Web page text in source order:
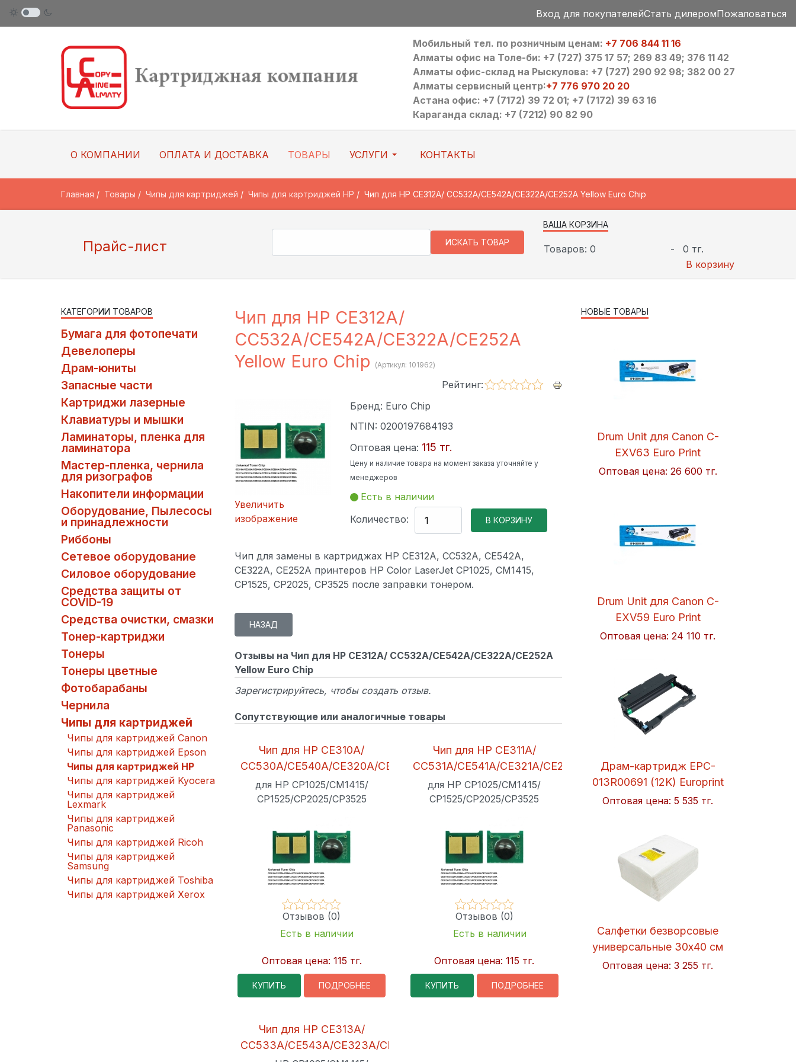
Вход для покупателейСтать дилеромПожаловаться
Мобильный тел. по розничным ценам: +7 706 844 11 16
Алматы офис на Толе-би: +7 (727) 375 17 57; 269 83 49; 376 11 42
Алматы офис-склад на Рыскулова: +7 (727) 290 92 98; 382 00 27
Алматы сервисный центр:+7 776 970 20 20
Астана офис: +7 (7172) 39 72 01; +7 (7172) 39 63 16
Караганда склад: +7 (7212) 90 82 90
О КОМПАНИИ ОПЛАТА И ДОСТАВКА ТОВАРЫ УСЛУГИ КОНТАКТЫ
Главная Товары Чипы для картриджей Чипы для картриджей HP Чип для HP CE312A/ CC532A/CE542A/CE322A/CE252A Yellow Euro Chip
Прайс-лист
ВАША КОРЗИНА
Товаров: 0 -
0 тг.
В корзину
Чип для HP CE312A/
CC532A/CE542A/CE322A/CE252A
Yellow Euro Chip
(Артикул: 101962)
Рейтинг:
Увеличить
изображение
Бренд: Euro Chip
NTIN: 0200197684193
Оптовая цена: 115 тг.
Цену и наличие товара на момент заказа уточняйте у
менеджеров
Есть в наличии
Количество:
Чип для замены в картриджах HP CE312A, CC532A, CE542A,
CE322A, CE252A принтеров HP Color LaserJet CP1025, CM1415,
CP1525, CP2025, CP3525 после заправки тонером.
Отзывы на Чип для HP CE312A/ CC532A/CE542A/CE322A/CE252A
Yellow Euro Chip
Зарегистрируйтесь, чтобы создать отзыв.
Сопутствующие или аналогичные товары
Чип для HP CE310A/
CC530A/CE540A/CE320A/CE250A
Black Euro Chip
для HP CP1025/CM1415/
CP1525/CP2025/CP3525
Отзывов (0)
Есть в наличии
Оптовая цена: 115 тг.
КУПИТЬ ПОДРОБНЕЕ
Чип для HP CE311A/
CC531A/CE541A/CE321A/CE251A
Cyan Euro Chip
для HP CP1025/CM1415/
CP1525/CP2025/CP3525
Отзывов (0)
Есть в наличии
Оптовая цена:115 тг.
КУПИТЬ ПОДРОБНЕЕ
Чип для HP CE313A/
CC533A/CE543A/CE323A/CE253A
КАТЕГОРИИ ТОВАРОВ
Бумага для фотопечати
Девелоперы
Драм-юниты
Запасные части
Картриджи лазерные
Клавиатуры и мышки
Ламинаторы, пленка для
ламинатора
Мастер-пленка, чернила
для ризографов
Накопители информации
Оборудование, Пылесосы
и принадлежности
Риббоны
Сетевое оборудование
Силовое оборудование
Средства защиты от
COVID-19
Средства очистки, смазки
Тонер-картриджи
Тонеры
Тонеры цветные
Фотобарабаны
Чернила
Чипы для картриджей
Чипы для картриджей Canon
Чипы для картриджей Epson
Чипы для картриджей HP
Чипы для картриджей Kyocera
Чипы для картриджей
Lexmark
Чипы для картриджей
Panasonic
Чипы для картриджей Ricoh
Чипы для картриджей
Samsung
Чипы для картриджей Toshiba
Чипы для картриджей Xerox
НОВЫЕ ТОВАРЫ
Drum Unit для Canon C-
EXV63 Euro Print
Оптовая цена: 26 600 тг.
Drum Unit для Canon C-
EXV59 Euro Print
Оптовая цена:24 110 тг.
Драм-картридж EPC-
013R00691 (12K) Europrint
Оптовая цена:5 535 тг.
Салфетки безворсовые
универсальные 30x40 см
Soft 50шт/упак. Hi-BLACK
Оптовая цена:3 255 тг.